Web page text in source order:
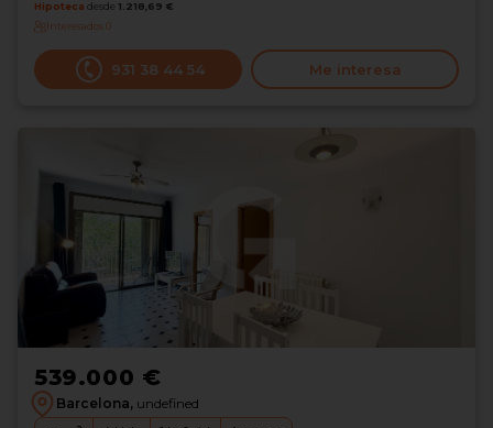
Hipoteca desde 1.218,69 €
Interesados0
931 38 44 54 Me interesa
539.000 €
Barcelona, undefined